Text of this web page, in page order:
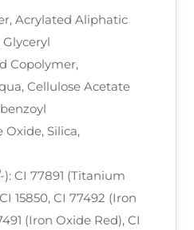
Acrylated Aliphatic
Copolymer,
Cellulose Acetate
Silica,
CI 77891 (Titanium
15850, CI 77492 (Iron
(Iron Oxide Red), CI